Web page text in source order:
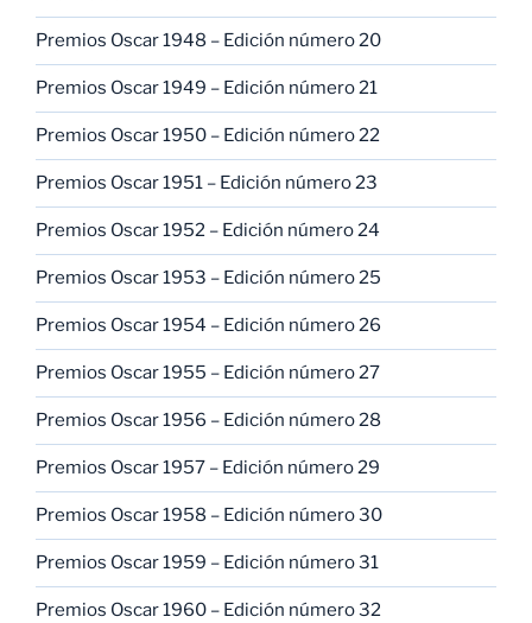
Premios Oscar 1948 – Edición número 20
Premios Oscar 1949 – Edición número 21
Premios Oscar 1950 – Edición número 22
Premios Oscar 1951 – Edición número 23
Premios Oscar 1952 – Edición número 24
Premios Oscar 1953 – Edición número 25
Premios Oscar 1954 – Edición número 26
Premios Oscar 1955 – Edición número 27
Premios Oscar 1956 – Edición número 28
Premios Oscar 1957 – Edición número 29
Premios Oscar 1958 – Edición número 30
Premios Oscar 1959 – Edición número 31
Premios Oscar 1960 – Edición número 32